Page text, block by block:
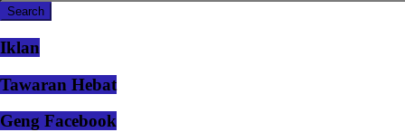
Iklan
Tawaran Hebat
Geng Facebook